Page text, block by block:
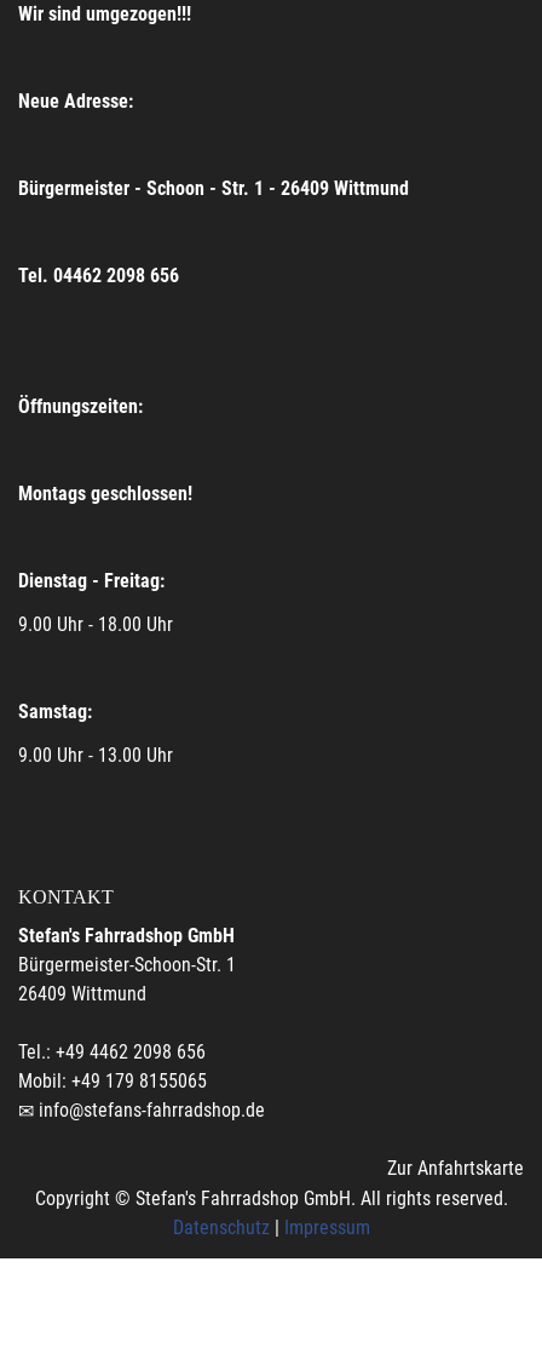
Wir sind umgezogen!!!
Neue Adresse:
Bürgermeister - Schoon - Str. 1 - 26409 Wittmund
Tel. 04462 2098 656
Öffnungszeiten:
Montags geschlossen!
Dienstag - Freitag:
9.00 Uhr - 18.00 Uhr
Samstag:
9.00 Uhr - 13.00 Uhr
KONTAKT
Stefan's Fahrradshop GmbH
Bürgermeister-Schoon-Str. 1
26409 Wittmund
Tel.: +49 4462 2098 656
Mobil: +49 179 8155065
info@stefans-fahrradshop.de
Zur Anfahrtskarte
Copyright © Stefan's Fahrradshop GmbH. All rights reserved.
Datenschutz| Impressum